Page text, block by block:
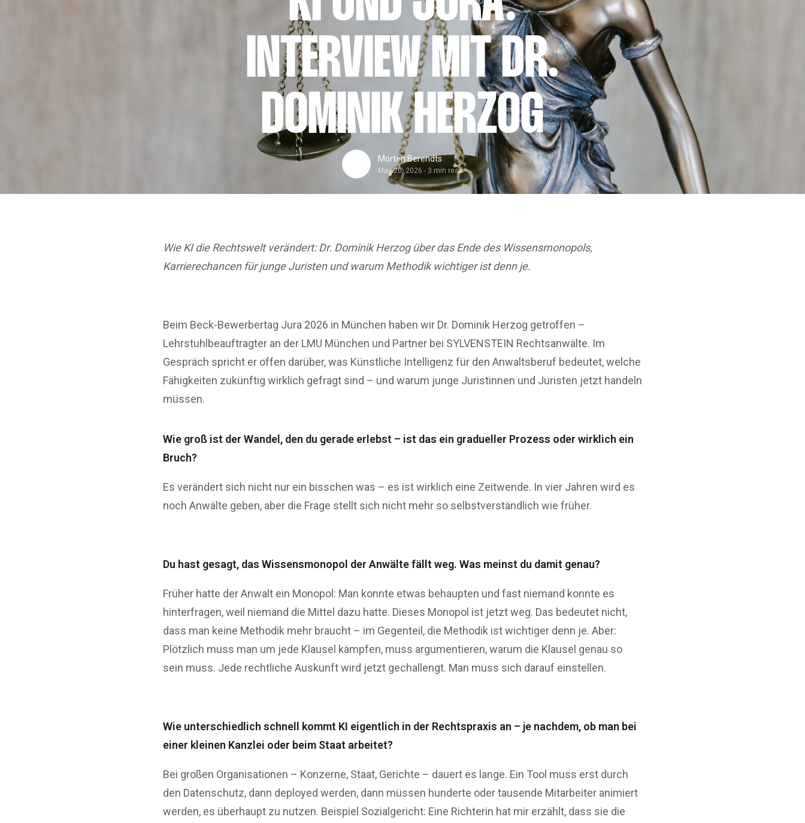
INTERVIEW MIT DR.
DOMINIK HERZOG
Morten Berendts
May 20, 2026 - 3 min read
Wie KI die Rechtswelt verändert: Dr. Dominik Herzog über das Ende des Wissensmonopols,
Karrierechancen für junge Juristen und warum Methodik wichtiger ist denn je.
Beim Beck-Bewerbertag Jura 2026 in München haben wir Dr. Dominik Herzog getroffen –
Lehrstuhlbeauftragter an der LMU München und Partner bei SYLVENSTEIN Rechtsanwälte. Im
Gespräch spricht er offen darüber, was Künstliche Intelligenz für den Anwaltsberuf bedeutet, welche
Fähigkeiten zukünftig wirklich gefragt sind – und warum junge Juristinnen und Juristen jetzt handeln
müssen.
Wie groß ist der Wandel, den du gerade erlebst – ist das ein gradueller Prozess oder wirklich ein
Bruch?
Es verändert sich nicht nur ein bisschen was – es ist wirklich eine Zeitwende. In vier Jahren wird es
noch Anwälte geben, aber die Frage stellt sich nicht mehr so selbstverständlich wie früher.
Du hast gesagt, das Wissensmonopol der Anwälte fällt weg. Was meinst du damit genau?
Früher hatte der Anwalt ein Monopol: Man konnte etwas behaupten und fast niemand konnte es
hinterfragen, weil niemand die Mittel dazu hatte. Dieses Monopol ist jetzt weg. Das bedeutet nicht,
dass man keine Methodik mehr braucht – im Gegenteil, die Methodik ist wichtiger denn je. Aber:
Plötzlich muss man um jede Klausel kämpfen, muss argumentieren, warum die Klausel genau so
sein muss. Jede rechtliche Auskunft wird jetzt gechallengt. Man muss sich darauf einstellen.
Wie unterschiedlich schnell kommt KI eigentlich in der Rechtspraxis an – je nachdem, ob man bei
einer kleinen Kanzlei oder beim Staat arbeitet?
Bei großen Organisationen – Konzerne, Staat, Gerichte – dauert es lange. Ein Tool muss erst durch
den Datenschutz, dann deployed werden, dann müssen hunderte oder tausende Mitarbeiter animiert
werden, es überhaupt zu nutzen. Beispiel Sozialgericht: Eine Richterin hat mir erzählt, dass sie die